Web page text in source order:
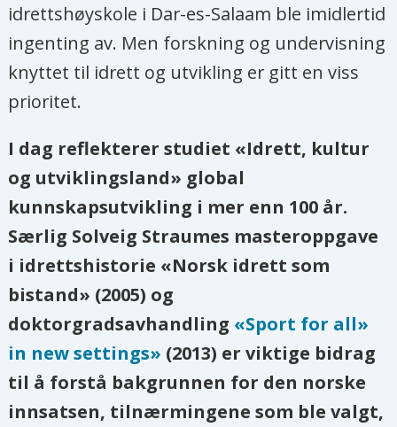
idrettshøyskole i Dar-es-Salaam ble imidlertid
ingenting av. Men forskning og undervisning
knyttet til idrett og utvikling er gitt en viss
prioritet.
I dag reflekterer studiet «Idrett, kultur
og utviklingsland» global
kunnskapsutvikling i mer enn 100 år.
Særlig Solveig Straumes masteroppgave
i idrettshistorie «Norsk idrett som
bistand» (2005) og
doktorgradsavhandling «Sport for all»
in new settings» (2013) er viktige bidrag
til å forstå bakgrunnen for den norske
innsatsen, tilnærmingene som ble valgt,